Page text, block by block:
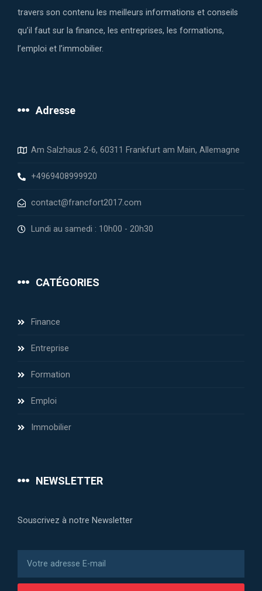
travers son contenu les meilleurs informations et conseils
qu’il faut sur la finance, les entreprises, les formations,
l’emploi et l’immobilier.
Adresse
Am Salzhaus 2-6, 60311 Frankfurt am Main, Allemagne
+4969408999920
contact@francfort2017.com
Lundi au samedi : 10h00 - 20h30
CATÉGORIES
Finance
Entreprise
Formation
Emploi
Immobilier
NEWSLETTER
Souscrivez à notre Newsletter